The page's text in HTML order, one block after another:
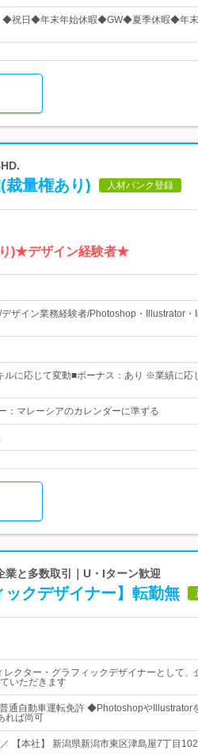
◆祝日◆年末年始休暇◆GW◆夏季休暇◆年末
裁量権あり) 人材バンク登録
り)★デザイン経験者★
ザイン業務経験者/Photoshop・Illustrator
に応じて変動■ボーナス：あり ※業績に応
：マレーシアのカレンダーに準ずる
と多数取引｜U・Iターン歓迎
クデザイナー】転勤無
クター・グラフィックデザイナーとして、
いただきます
通自動車運転免許 ◆PhotoshopやIllustrator
れば尚可
【本社】 新潟県新潟市東区津島屋7丁目